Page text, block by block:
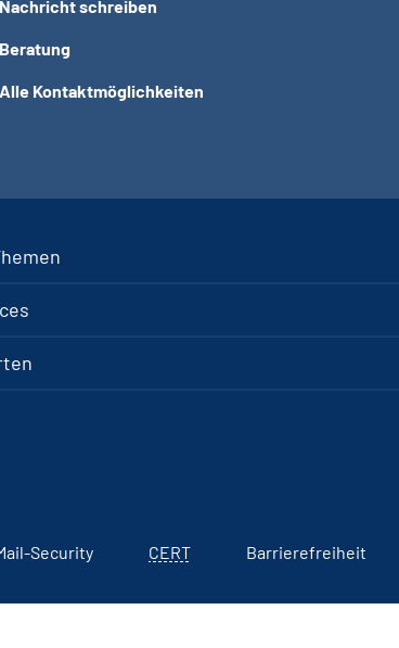
Nachricht schreiben
Beratung
Alle Kontaktmöglichkeiten
Security CERT Barrierefreiheit